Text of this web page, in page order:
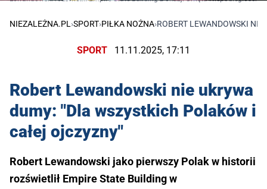
NIEZALEŻNA.PL ›SPORT›PIŁKA NOŻNA›ROBERT LEWANDOWSKI
SPORT 11.11.2025, 17:11
Robert Lewandowski nie ukrywa
dumy: "Dla wszystkich Polaków i
całej ojczyzny"
Robert Lewandowski jako pierwszy Polak w historii
rozświetlił Empire State Building w